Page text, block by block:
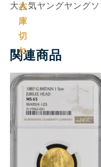
大人気ヤングヤング
関連商品
在
庫
切
れ